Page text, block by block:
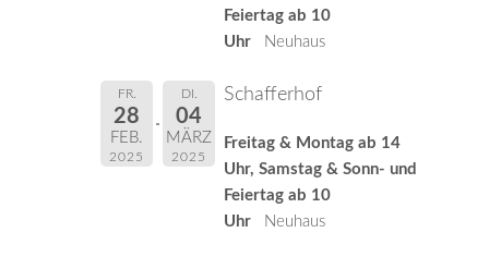
Feiertag ab 10
Uhr
Neuhaus
FR.
28
FEB.
2025
DI.
04
MÄRZ
2025
Schafferhof
Freitag & Montag ab 14
Uhr, Samstag & Sonn- und
Feiertag ab 10
Uhr
Neuhaus